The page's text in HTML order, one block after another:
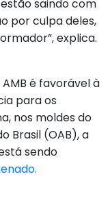
saindo com
por culpa deles,
explica.
é favorável à
para os
nos moldes do
Brasil (OAB), a
sendo